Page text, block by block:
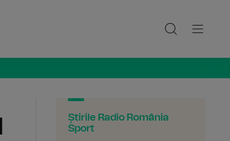
Știrile Radio România
Sport